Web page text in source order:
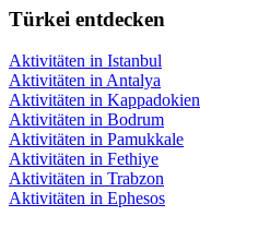
Türkei entdecken
Aktivitäten in Istanbul
Aktivitäten in Antalya
Aktivitäten in Kappadokien
Aktivitäten in Bodrum
Aktivitäten in Pamukkale
Aktivitäten in Fethiye
Aktivitäten in Trabzon
Aktivitäten in Ephesos